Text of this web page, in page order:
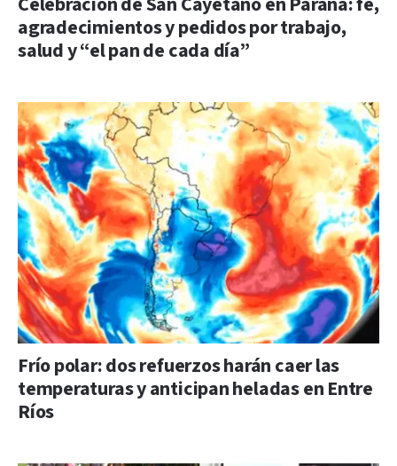
agradecimientos y pedidos por trabajo,
salud y “el pan de cada día”
Frío polar: dos refuerzos harán caer las
temperaturas y anticipan heladas en Entre
Ríos